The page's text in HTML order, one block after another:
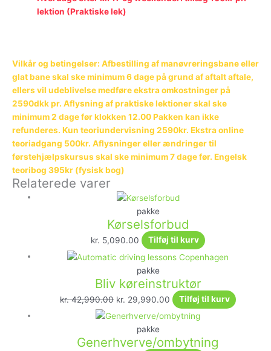
lektion (Praktiske lek)
Vilkår og betingelser: Afbestilling af manøvreringsbane eller
glat bane skal ske minimum 6 dage på grund af aftalt aftale,
ellers vil udeblivelse medføre ekstra omkostninger på
2590dkk pr. Aflysning af praktiske lektioner skal ske
minimum 2 dage før klokken 12.00 Pakken kan ikke
refunderes. Kun teoriundervisning 2590kr. Ekstra online
teoriadgang 500kr. Aflysninger eller ændringer til
førstehjælpskursus skal ske minimum 7 dage før. Engelsk
teoribog 395kr (fysisk bog)
Relaterede varer
pakke
Kørselsforbud
kr. 5,090.00 Tilføj til kurv
pakke
Bliv køreinstruktør
kr.42,990.00 kr. 29,990.00 Tilføj til kurv
pakke
Generhverve/ombytning